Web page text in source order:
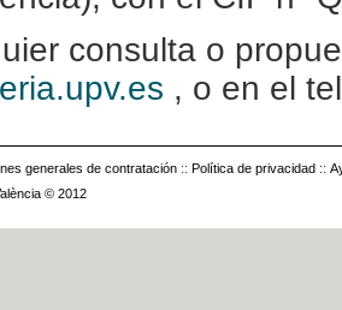
consulta o
, o en el
generales de contratación :: Política de privacidad ::
© 2012